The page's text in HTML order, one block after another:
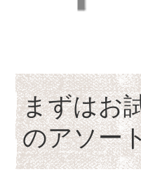
まずはお
のアソー